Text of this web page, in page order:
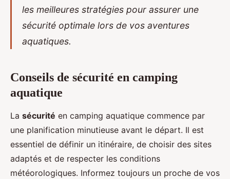
les meilleures stratégies pour assurer une
sécurité optimale lors de vos aventures
aquatiques.
Conseils de sécurité en camping
aquatique
La sécurité en camping aquatique commence par
une planification minutieuse avant le départ. Il est
essentiel de définir un itinéraire, de choisir des sites
adaptés et de respecter les conditions
météorologiques. Informez toujours un proche de vos